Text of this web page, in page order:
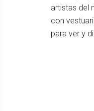
artistas del
con
para ver y